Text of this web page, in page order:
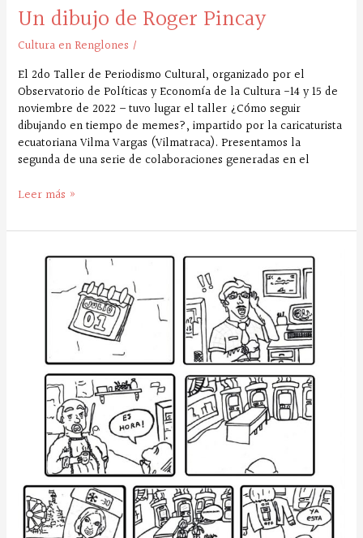
Un dibujo de Roger Pincay
Cultura en Renglones /
El 2do Taller de Periodismo Cultural, organizado por el
Observatorio de Políticas y Economía de la Cultura -14 y 15 de
noviembre de 2022 – tuvo lugar el taller ¿Cómo seguir
dibujando en tiempo de memes?, impartido por la caricaturista
ecuatoriana Vilma Vargas (Vilmatraca). Presentamos la
segunda de una serie de colaboraciones generadas en el
Leer más »